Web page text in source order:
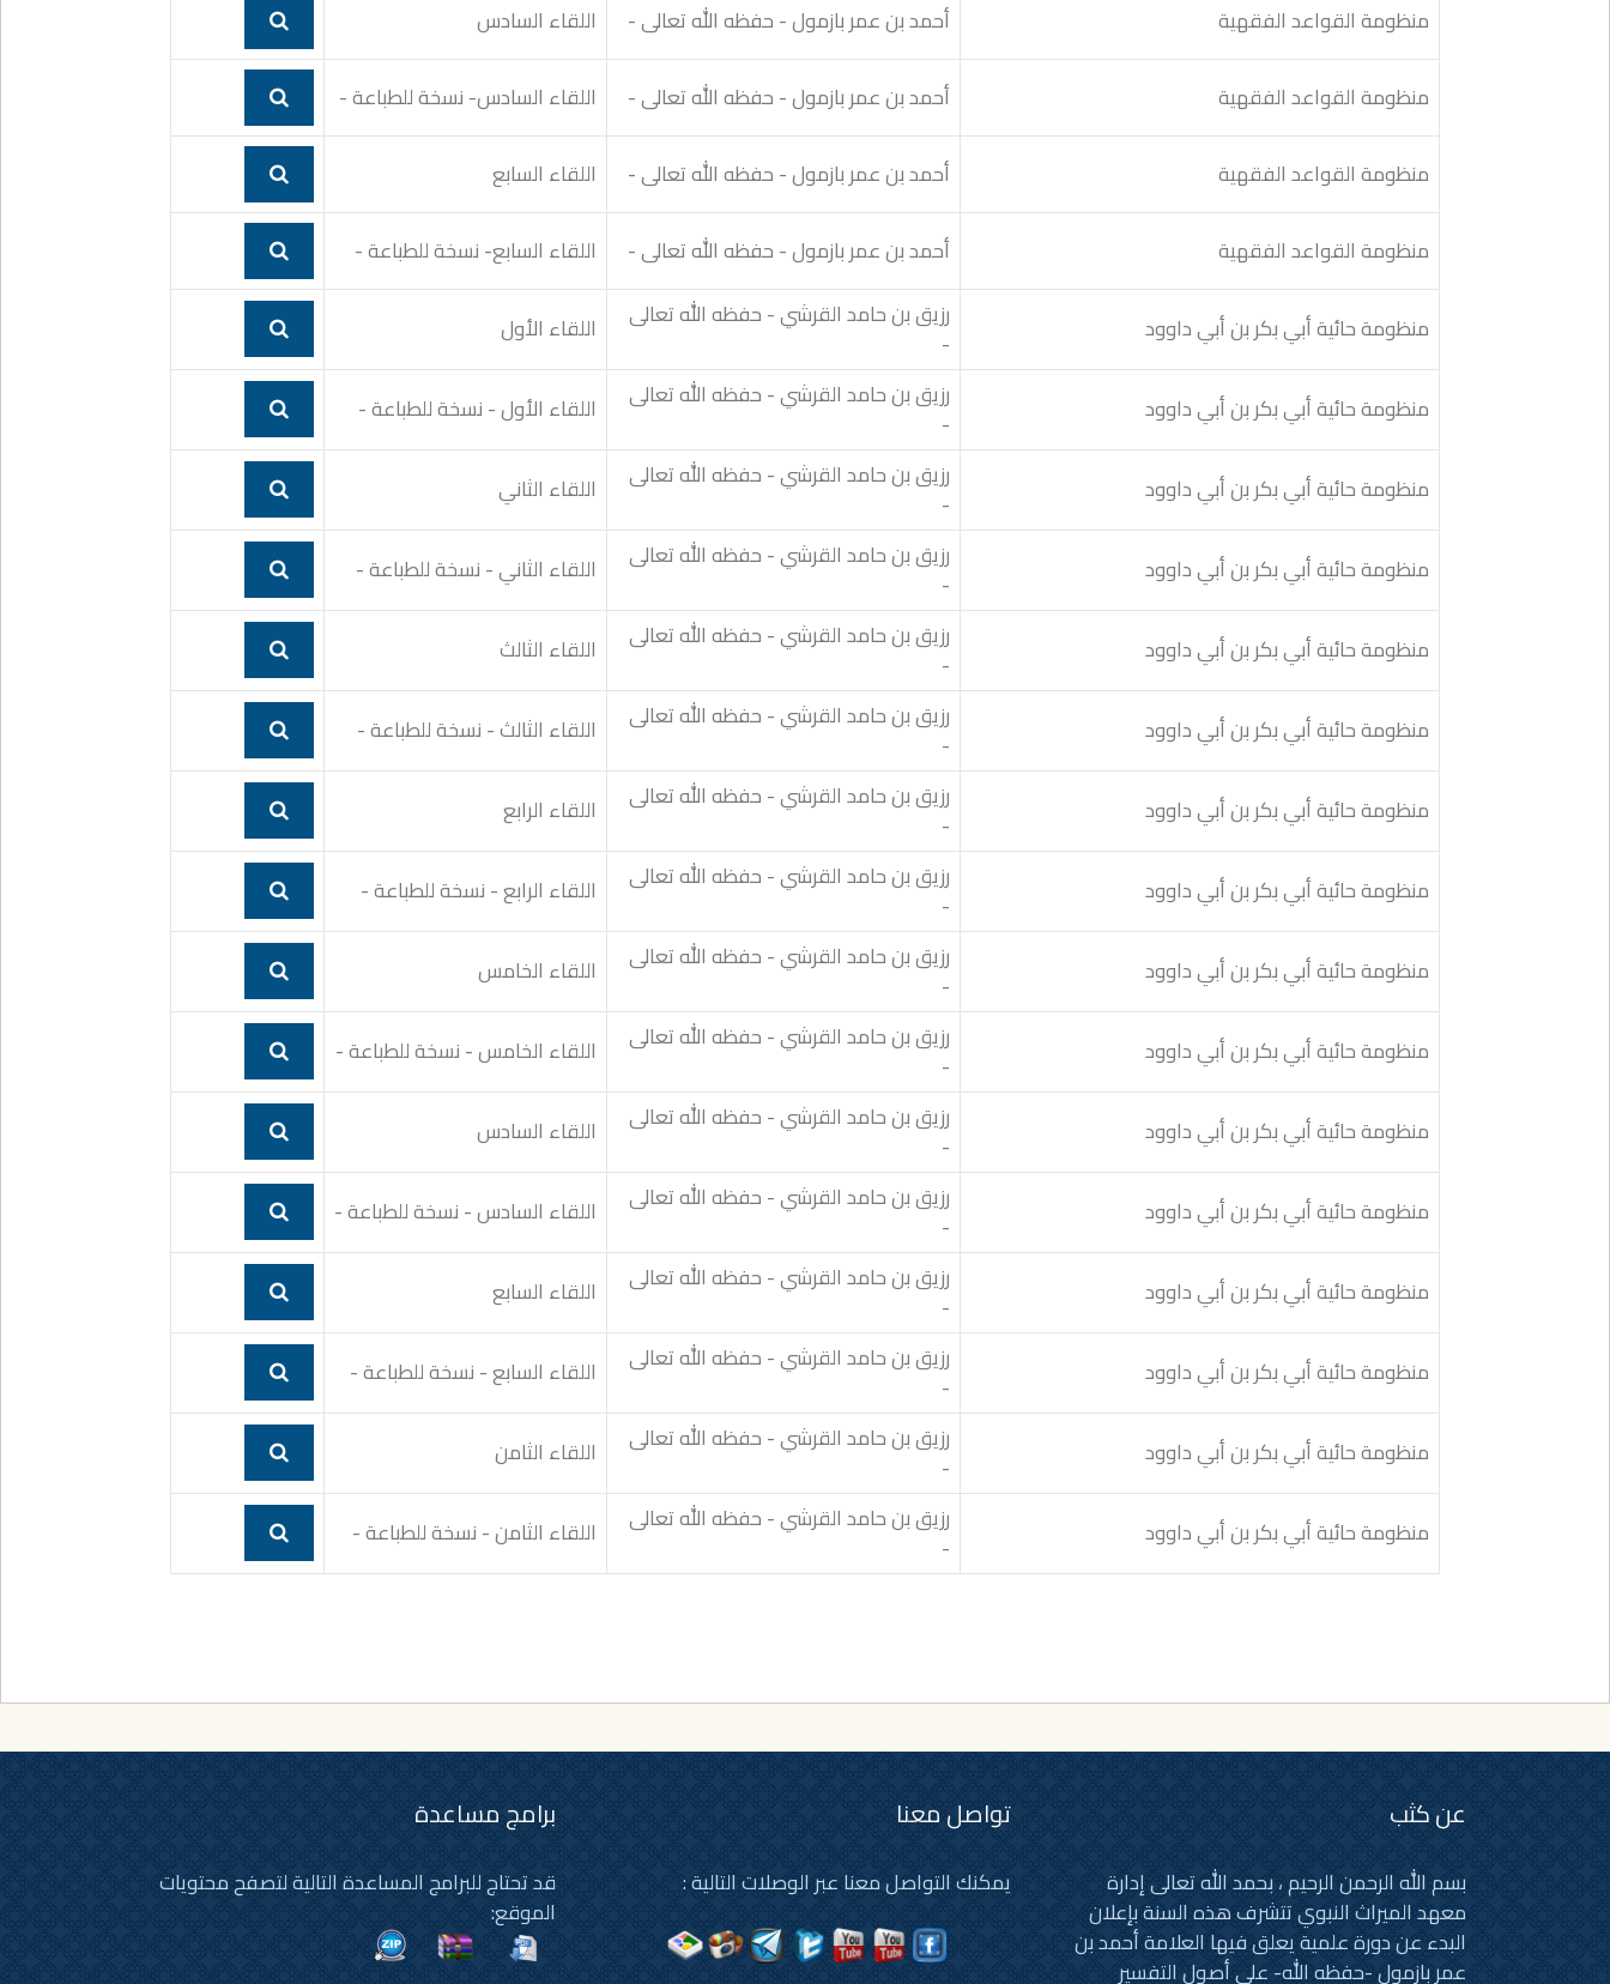
منظومة القواعد الفقهية
أحمد بن عمر بازمول - حفظه الله تعالى -
اللقاء السادس
منظومة القواعد الفقهية
أحمد بن عمر بازمول - حفظه الله تعالى -
اللقاء السادس- نسخة للطباعة -
منظومة القواعد الفقهية
أحمد بن عمر بازمول - حفظه الله تعالى -
اللقاء السابع
منظومة القواعد الفقهية
أحمد بن عمر بازمول - حفظه الله تعالى - اللقاء السابع- نسخة للطباعة -
منظومة حائية أبي بكر بن أبي داوود رزيق بن حامد القرشي - حفظه الله تعالى
- اللقاء الأول
منظومة حائية أبي بكر بن أبي داوود رزيق بن حامد القرشي - حفظه الله تعالى
- اللقاء الأول - نسخة للطباعة -
منظومة حائية أبي بكر بن أبي داوود رزيق بن حامد القرشي - حفظه الله تعالى
- اللقاء الثاني
منظومة حائية أبي بكر بن أبي داوود رزيق بن حامد القرشي - حفظه الله تعالى
- اللقاء الثاني - نسخة للطباعة -
منظومة حائية أبي بكر بن أبي داوود رزيق بن حامد القرشي - حفظه الله تعالى
- اللقاء الثالث
منظومة حائية أبي بكر بن أبي داوود رزيق بن حامد القرشي - حفظه الله تعالى
- اللقاء الثالث - نسخة للطباعة -
منظومة حائية أبي بكر بن أبي داوود رزيق بن حامد القرشي - حفظه الله تعالى
- اللقاء الرابع
منظومة حائية أبي بكر بن أبي داوود رزيق بن حامد القرشي - حفظه الله تعالى
- اللقاء الرابع - نسخة للطباعة -
منظومة حائية أبي بكر بن أبي داوود رزيق بن حامد القرشي - حفظه الله تعالى
- اللقاء الخامس
منظومة حائية أبي بكر بن أبي داوود رزيق بن حامد القرشي - حفظه الله تعالى
- اللقاء الخامس - نسخة للطباعة -
منظومة حائية أبي بكر بن أبي داوود رزيق بن حامد القرشي - حفظه الله تعالى
- اللقاء السادس
منظومة حائية أبي بكر بن أبي داوود رزيق بن حامد القرشي - حفظه الله تعالى
- اللقاء السادس - نسخة للطباعة -
منظومة حائية أبي بكر بن أبي داوود رزيق بن حامد القرشي - حفظه الله تعالى
- اللقاء السابع
منظومة حائية أبي بكر بن أبي داوود رزيق بن حامد القرشي - حفظه الله تعالى
- اللقاء السابع - نسخة للطباعة -
منظومة حائية أبي بكر بن أبي داوود رزيق بن حامد القرشي - حفظه الله تعالى
- اللقاء الثامن
منظومة حائية أبي بكر بن أبي داوود رزيق بن حامد القرشي - حفظه الله تعالى
- اللقاء الثامن - نسخة للطباعة -
عن كثب
بسم الله الرحمن الرحيم ، بحمد الله تعالى إدارة
معهد الميراث النبوي تتشرف هذه السنة بإعلان
البدء عن دورة علمية يعلق فيها العلامة أحمد بن
عمر بازمول -حفظه الله- على أصول التفسير
تواصل معنا
يمكنك التواصل معنا عبر الوصلات التالية :
برامج مساعدة
قد تحتاج للبرامج المساعدة التالية لتصفح محتويات
الموقع: